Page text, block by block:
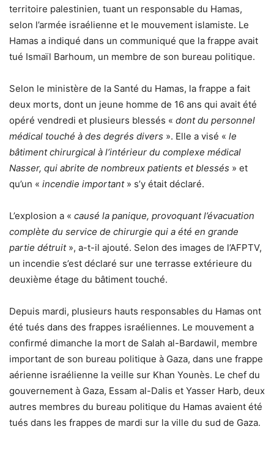
territoire palestinien, tuant un responsable du Hamas,
selon l’armée israélienne et le mouvement islamiste. Le
Hamas a indiqué dans un communiqué que la frappe avait
tué Ismaïl Barhoum, un membre de son bureau politique.
Selon le ministère de la Santé du Hamas, la frappe a fait
deux morts, dont un jeune homme de 16 ans qui avait été
opéré vendredi et plusieurs blessés « dont du personnel
médical touché à des degrés divers ». Elle a visé « le
bâtiment chirurgical à l’intérieur du complexe médical
Nasser, qui abrite de nombreux patients et blessés » et
qu’un « incendie important» s’y était déclaré.
L’explosion a « causé la panique, provoquant l’évacuation
complète du service de chirurgie qui a été en grande
partie détruit », a-t-il ajouté. Selon des images de l’AFPTV,
un incendie s’est déclaré sur une terrasse extérieure du
deuxième étage du bâtiment touché.
Depuis mardi, plusieurs hauts responsables du Hamas ont
été tués dans des frappes israéliennes. Le mouvement a
confirmé dimanche la mort de Salah al-Bardawil, membre
important de son bureau politique à Gaza, dans une frappe
aérienne israélienne la veille sur Khan Younès. Le chef du
gouvernement à Gaza, Essam al-Dalis et Yasser Harb, deux
autres membres du bureau politique du Hamas avaient été
tués dans les frappes de mardi sur la ville du sud de Gaza.